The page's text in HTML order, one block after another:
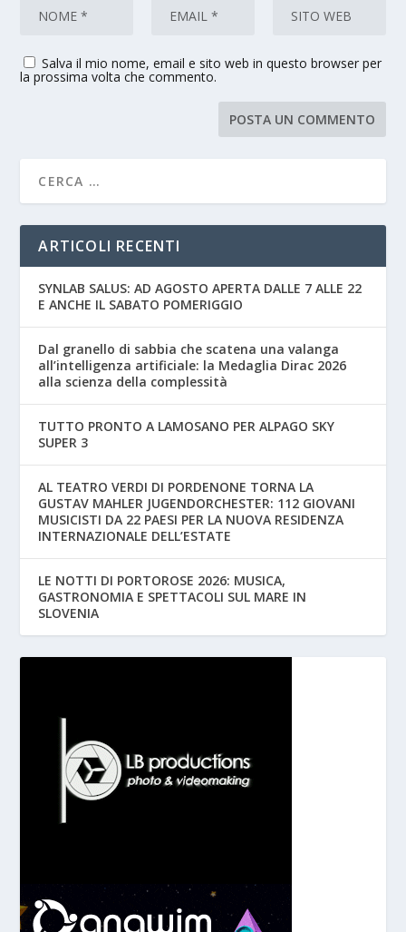
Salva il mio nome, email e sito web in questo browser per
la prossima volta che commento.
ARTICOLI RECENTI
SYNLAB SALUS: AD AGOSTO APERTA DALLE 7 ALLE 22
E ANCHE IL SABATO POMERIGGIO
Dal granello di sabbia che scatena una valanga
all’intelligenza artificiale: la Medaglia Dirac 2026
alla scienza della complessità
TUTTO PRONTO A LAMOSANO PER ALPAGO SKY
SUPER 3
AL TEATRO VERDI DI PORDENONE TORNA LA
GUSTAV MAHLER JUGENDORCHESTER: 112 GIOVANI
MUSICISTI DA 22 PAESI PER LA NUOVA RESIDENZA
INTERNAZIONALE DELL’ESTATE
LE NOTTI DI PORTOROSE 2026: MUSICA,
GASTRONOMIA E SPETTACOLI SUL MARE IN
SLOVENIA